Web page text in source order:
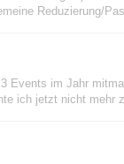
Reduzierung/
Events im Jahr
ich jetzt nicht mehr